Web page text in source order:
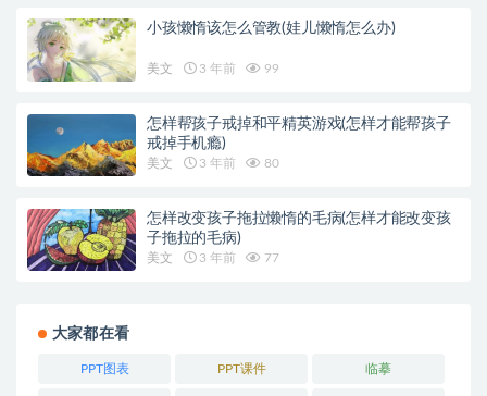
小孩懒惰该怎么管教(娃儿懒惰怎么办)
美文 3 年前 99
怎样帮孩子戒掉和平精英游戏(怎样才能帮孩子
戒掉手机瘾)
美文 3 年前 80
怎样改变孩子拖拉懒惰的毛病(怎样才能改变孩
子拖拉的毛病)
美文 3 年前 77
大家都在看
PPT图表 PPT课件 临摹